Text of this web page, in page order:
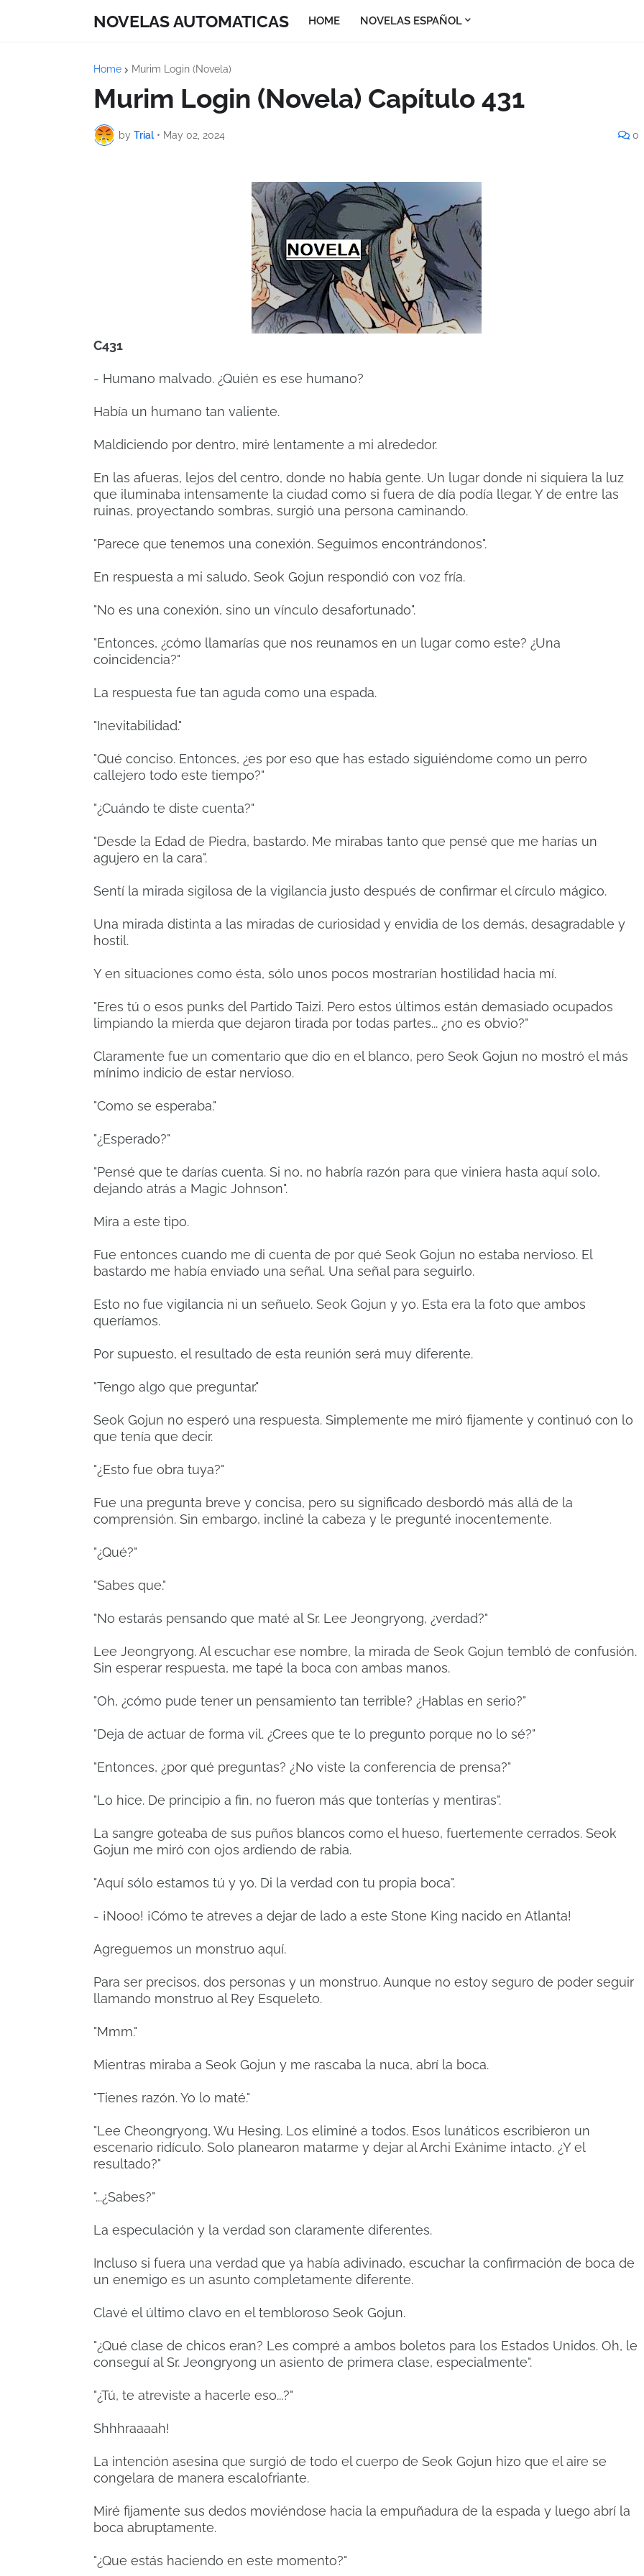
NOVELAS AUTOMATICAS HOME NOVELAS ESPAÑOL
Home Murim Login (Novela)
Murim Login (Novela) Capítulo 431
by Trial • May 02, 2024 0
C431
- Humano malvado. ¿Quién es ese humano?
Había un humano tan valiente.
Maldiciendo por dentro, miré lentamente a mi alrededor.
En las afueras, lejos del centro, donde no había gente. Un lugar donde ni siquiera la luz
que iluminaba intensamente la ciudad como si fuera de día podía llegar. Y de entre las
ruinas, proyectando sombras, surgió una persona caminando.
"Parece que tenemos una conexión. Seguimos encontrándonos".
En respuesta a mi saludo, Seok Gojun respondió con voz fría.
"No es una conexión, sino un vínculo desafortunado".
"Entonces, ¿cómo llamarías que nos reunamos en un lugar como este? ¿Una
coincidencia?"
La respuesta fue tan aguda como una espada.
"Inevitabilidad."
"Qué conciso. Entonces, ¿es por eso que has estado siguiéndome como un perro
callejero todo este tiempo?"
"¿Cuándo te diste cuenta?"
"Desde la Edad de Piedra, bastardo. Me mirabas tanto que pensé que me harías un
agujero en la cara".
Sentí la mirada sigilosa de la vigilancia justo después de confirmar el círculo mágico.
Una mirada distinta a las miradas de curiosidad y envidia de los demás, desagradable y
hostil.
Y en situaciones como ésta, sólo unos pocos mostrarían hostilidad hacia mí.
"Eres tú o esos punks del Partido Taizi. Pero estos últimos están demasiado ocupados
limpiando la mierda que dejaron tirada por todas partes... ¿no es obvio?"
Claramente fue un comentario que dio en el blanco, pero Seok Gojun no mostró el más
mínimo indicio de estar nervioso.
"Como se esperaba."
"¿Esperado?"
"Pensé que te darías cuenta. Si no, no habría razón para que viniera hasta aquí solo,
dejando atrás a Magic Johnson".
Mira a este tipo.
Fue entonces cuando me di cuenta de por qué Seok Gojun no estaba nervioso. El
bastardo me había enviado una señal. Una señal para seguirlo.
Esto no fue vigilancia ni un señuelo. Seok Gojun y yo. Esta era la foto que ambos
queríamos.
Por supuesto, el resultado de esta reunión será muy diferente.
"Tengo algo que preguntar."
Seok Gojun no esperó una respuesta. Simplemente me miró fijamente y continuó con lo
que tenía que decir.
"¿Esto fue obra tuya?"
Fue una pregunta breve y concisa, pero su significado desbordó más allá de la
comprensión. Sin embargo, incliné la cabeza y le pregunté inocentemente.
"¿Qué?"
"Sabes que."
"No estarás pensando que maté al Sr. Lee Jeongryong, ¿verdad?"
Lee Jeongryong. Al escuchar ese nombre, la mirada de Seok Gojun tembló de confusión.
Sin esperar respuesta, me tapé la boca con ambas manos.
"Oh, ¿cómo pude tener un pensamiento tan terrible? ¿Hablas en serio?"
"Deja de actuar de forma vil. ¿Crees que te lo pregunto porque no lo sé?"
"Entonces, ¿por qué preguntas? ¿No viste la conferencia de prensa?"
"Lo hice. De principio a fin, no fueron más que tonterías y mentiras".
La sangre goteaba de sus puños blancos como el hueso, fuertemente cerrados. Seok
Gojun me miró con ojos ardiendo de rabia.
"Aquí sólo estamos tú y yo. Di la verdad con tu propia boca".
- ¡Nooo! ¡Cómo te atreves a dejar de lado a este Stone King nacido en Atlanta!
Agreguemos un monstruo aquí.
Para ser precisos, dos personas y un monstruo. Aunque no estoy seguro de poder seguir
llamando monstruo al Rey Esqueleto.
"Mmm."
Mientras miraba a Seok Gojun y me rascaba la nuca, abrí la boca.
"Tienes razón. Yo lo maté."
"Lee Cheongryong, Wu Hesing. Los eliminé a todos. Esos lunáticos escribieron un
escenario ridículo. Solo planearon matarme y dejar al Archi Exánime intacto. ¿Y el
resultado?"
"...¿Sabes?"
La especulación y la verdad son claramente diferentes.
Incluso si fuera una verdad que ya había adivinado, escuchar la confirmación de boca de
un enemigo es un asunto completamente diferente.
Clavé el último clavo en el tembloroso Seok Gojun.
"¿Qué clase de chicos eran? Les compré a ambos boletos para los Estados Unidos. Oh, le
conseguí al Sr. Jeongryong un asiento de primera clase, especialmente".
"¿Tú, te atreviste a hacerle eso...?"
Shhhraaaah!
La intención asesina que surgió de todo el cuerpo de Seok Gojun hizo que el aire se
congelara de manera escalofriante.
Miré fijamente sus dedos moviéndose hacia la empuñadura de la espada y luego abrí la
boca abruptamente.
"¿Que estás haciendo en este momento?"